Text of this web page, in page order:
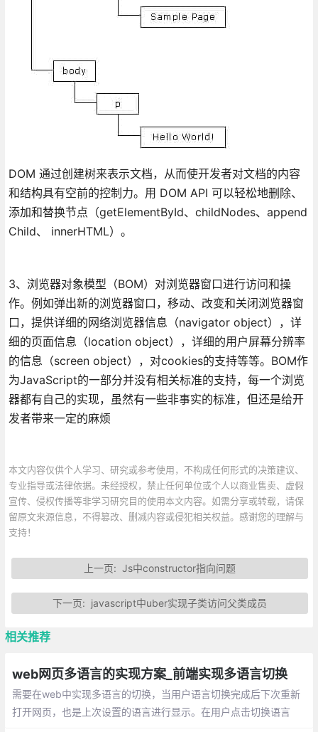
DOM 通过创建树来表示文档，从而使开发者对文档的内容
和结构具有空前的控制力。用 DOM API 可以轻松地删除、
添加和替换节点（getElementById、childNodes、append
Child、 innerHTML）。
3、浏览器对象模型（BOM）对浏览器窗口进行访问和操
作。例如弹出新的浏览器窗口，移动、改变和关闭浏览器窗
口，提供详细的网络浏览器信息（navigator object），详
细的页面信息（location object），详细的用户屏幕分辨率
的信息（screen object），对cookies的支持等等。BOM作
为JavaScript的一部分并没有相关标准的支持，每一个浏览
器都有自己的实现，虽然有一些非事实的标准，但还是给开
发者带来一定的麻烦
本文内容仅供个人学习、研究或参考使用，不构成任何形式的决策建议、
专业指导或法律依据。未经授权，禁止任何单位或个人以商业售卖、虚假
宣传、侵权传播等非学习研究目的使用本文内容。如需分享或转载，请保
留原文来源信息，不得篡改、删减内容或侵犯相关权益。感谢您的理解与
支持！
上一页: Js中constructor指向问题
下一页: javascript中uber实现子类访问父类成员
相关推荐
web网页多语言的实现方案_前端实现多语言切换
需要在web中实现多语言的切换，当用户语言切换完成后下次重新
打开网页，也是上次设置的语言进行显示。在用户点击切换语言